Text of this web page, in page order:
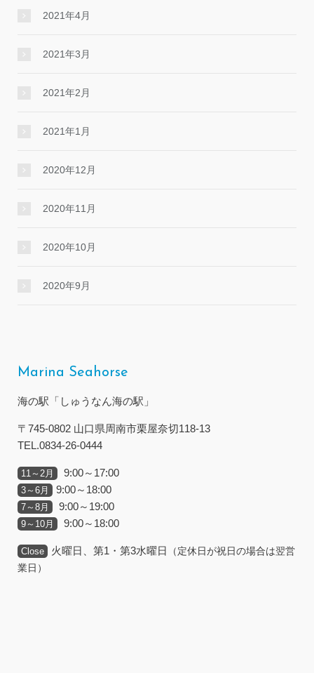
2021年4月
2021年3月
2021年2月
2021年1月
2020年12月
2020年11月
2020年10月
2020年9月
Marina Seahorse
海の駅「しゅうなん海の駅」
〒745-0802 山口県周南市栗屋奈切118-13
TEL.0834-26-0444
11～2月 9:00～17:00
3～6月 9:00～18:00
7～8月 9:00～19:00
9～10月 9:00～18:00
Close 火曜日、第1・第3水曜日
（定休日が祝日の場合は翌営
業日）